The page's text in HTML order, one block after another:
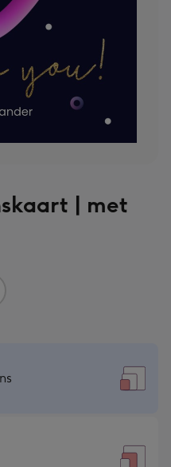
| met